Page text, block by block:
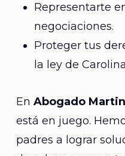
Representarte
negociaciones.
Proteger tus
la ley de
En Abogado
está en juego.
padres a lograr